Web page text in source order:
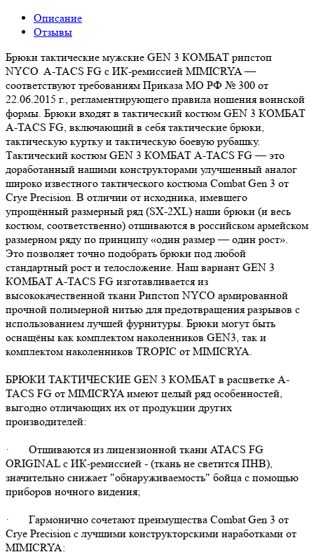
Описание
Отзывы
Брюки тактические мужские GEN 3 КОМБАТ рипстоп
NYCO A-TACS FG с ИК-ремиссией MIMICRYA —
соответствуют требованиям Приказа МО РФ № 300 от
22.06.2015 г., регламентирующего правила ношения воинской
формы. Брюки входят в тактический костюм GEN 3 КОМБАТ
A-TACS FG, включающий в себя тактические брюки,
тактическую куртку и тактическую боевую рубашку.
Тактический костюм GEN 3 КОМБАТ A-TACS FG — это
доработанный нашими конструкторами улучшенный аналог
широко известного тактического костюма Combat Gen 3 от
Crye Precision. В отличии от исходника, имевшего
упрощённый размерный ряд (SX-2XL) наши брюки (и весь
костюм, соответственно) отшиваются в российском армейском
размерном ряду по принципу «один размер — один рост».
Это позволяет точно подобрать брюки под любой
стандартный рост и телосложение. Наш вариант GEN 3
КОМБАТ A-TACS FG изготавливается из
высококачественной ткани Рипстоп NYCO армированной
прочной полимерной нитью для предотвращения разрывов с
использованием лучшей фурнитуры. Брюки могут быть
оснащёны как комплектом наколенников GEN3, так и
комплектом наколенников TROPIC от MIMICRYA.
БРЮКИ ТАКТИЧЕСКИЕ GEN 3 КОМБАТ в расцветке A-
TACS FG от MIMICRYA имеют целый ряд особенностей,
выгодно отличающих их от продукции других
производителей:
· Отшиваются из лицензионной ткани ATACS FG
ORIGINAL с ИК-ремиссией - (ткань не светится ПНВ),
значительно снижает "обнаруживаемость" бойца с помощью
приборов ночного видения;
· Гармонично сочетают преимущества Combat Gen 3 от
Crye Precision с лучшими конструкторскими наработками от
MIMICRYA: